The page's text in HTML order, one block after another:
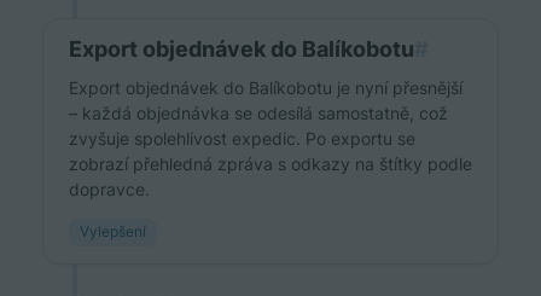
Export objednávek do Balíkobotu
Export objednávek do Balíkobotu je nyní přesnější
– každá objednávka se odesílá samostatně, což
zvyšuje spolehlivost expedic. Po exportu se
zobrazí přehledná zpráva s odkazy na štítky podle
dopravce.
Vylepšení